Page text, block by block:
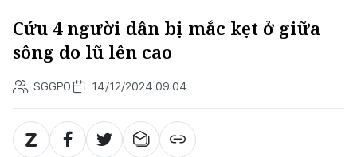
Cứu 4 người dân bị mắc kẹt ở giữa
sông do lũ lên cao
SGGPO 14/12/2024 09:04